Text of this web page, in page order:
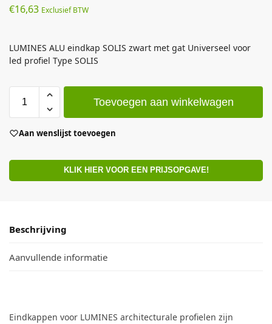
€16,63 Exclusief BTW
LUMINES ALU eindkap SOLIS zwart met gat Universeel voor
led profiel Type SOLIS
Toevoegen aan winkelwagen
Aan wenslijst toevoegen
KLIK HIER VOOR EEN PRIJSOPGAVE!
Beschrijving
Aanvullende informatie
Eindkappen voor LUMINES architecturale profielen zijn